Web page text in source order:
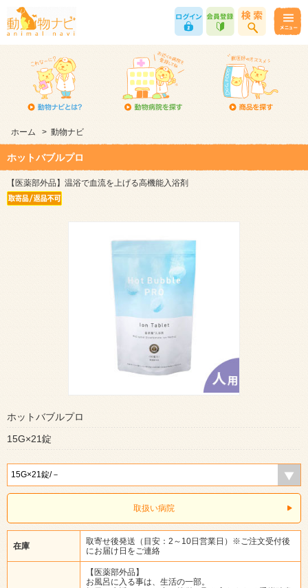
ホーム > 動物ナビ
ホットバブルプロ
【医薬部外品】温浴で血流を上げる高機能入浴剤
ホットバブルプロ
15G×21錠
取扱い病院
在庫
取寄せ後発送（目安：2～10日営業日）※ご注文受付後
にお届け日をご連絡
【医薬部外品】
お風呂に入る事は、生活の一部。